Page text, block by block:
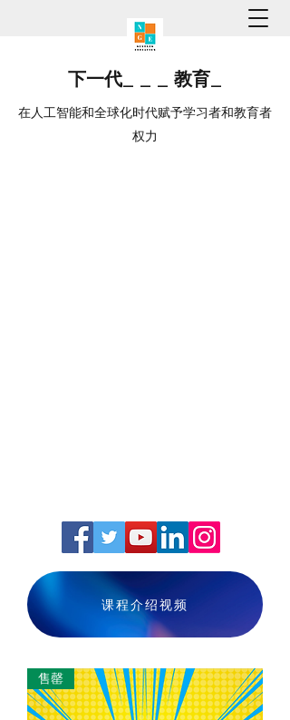
下一代_ _ _ 教育_
在人工智能和全球化时代赋予学习者和教育者
权力
课程介绍视频
售罄